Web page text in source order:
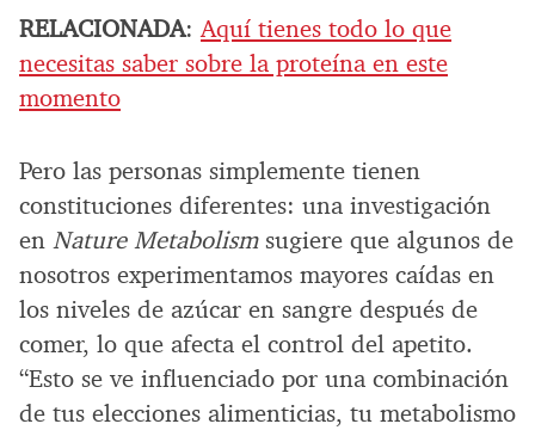
RELACIONADA:Aquí tienes todo lo que
necesitas saber sobre la proteína en este
momento
Pero las personas simplemente tienen
constituciones diferentes: una investigación
en Nature Metabolismsugiere que algunos de
nosotros experimentamos mayores caídas en
los niveles de azúcar en sangre después de
comer, lo que afecta el control del apetito.
“Esto se ve influenciado por una combinación
de tus elecciones alimenticias, tu metabolismo